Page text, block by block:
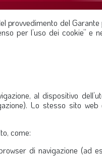
provvedimento del
per l’uso dei cookie” e
al dispositivo
Lo stesso sito
come:
di navigazione (ad